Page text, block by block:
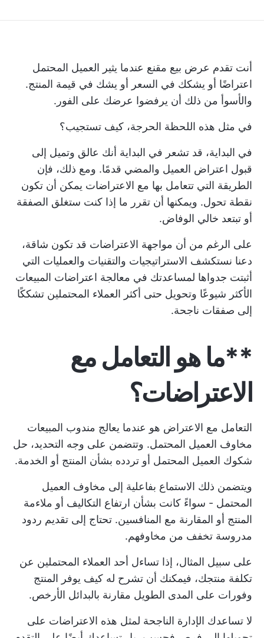
أنت تقدم عرض بيع مقنع عندما يثير العميل المحتمل
اعتراضًا أو يشكك في السعر أو يشك في قيمة المنتج.
والأسوأ من ذلك أن يرفضوا عرضك على الفور.
في مثل هذه اللحظة الحرجة، كيف تستجيب؟
في البداية، قد تشعر في البداية أنك عالق وتميل إلى
قبول اعتراض العميل والمضي قدمًا. ومع ذلك، فإن
الطريقة التي تتعامل بها مع الاعتراضات يمكن أن تكون
نقطة تحول. ويمكنها أن تقرر ما إذا كنت ستغلق الصفقة
أو تبتعد خالي الوفاض.
على الرغم من أن مواجهة الاعتراضات قد تكون شاقة،
دعنا نستكشف الاستراتيجيات والتقنيات والعمليات التي
أثبتت جدواها لمساعدتك في معالجة اعتراضات المبيعات
الأكثر شيوعًا وتحويل حتى أكثر العملاء المحتملين تشككًا
إلى صفقات ناجحة.
**ما هو التعامل مع
الاعتراضات؟
التعامل مع الاعتراض هو عندما يعالج مندوب المبيعات
مخاوف العميل المحتمل. وتتضمن على وجه التحديد، حل
شكوك العميل المحتمل أو تردده بشأن المنتج أو الخدمة.
ويتضمن ذلك الاستماع بفاعلية إلى مخاوف العميل
المحتمل - سواءً كانت بشأن ارتفاع التكاليف أو ملاءمة
المنتج أو المقارنة مع المنافسين. تحتاج إلى تقديم ردود
مدروسة تخفف من مخاوفهم.
على سبيل المثال، إذا تساءل أحد العملاء المحتملين عن
تكلفة منتجك، فيمكنك أن تشرح له كيف يوفر المنتج
وفورات على المدى الطويل مقارنة بالبدائل الأرخص.
لا تساعدك الإدارة الناجحة لمثل هذه الاعتراضات على